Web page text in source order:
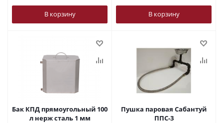
В корзину В корзину
Бак КПД прямоугольный 100
л нерж сталь 1 мм
Пушка паровая Сабантуй
ППС-3